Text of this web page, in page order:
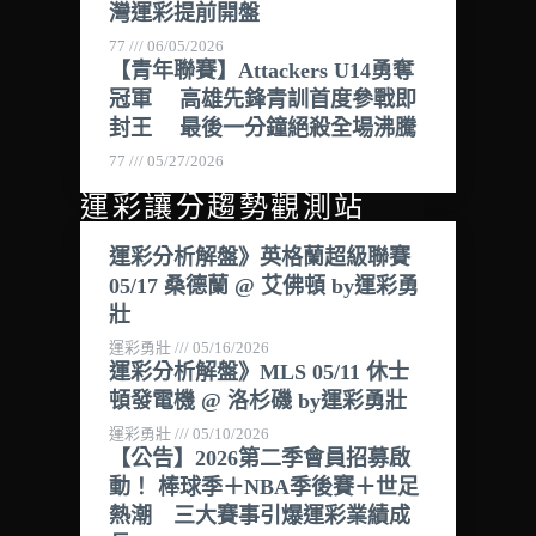
灣運彩提前開盤
77 06/05/2026
【青年聯賽】Attackers U14勇奪
冠軍 高雄先鋒青訓首度參戰即
封王 最後一分鐘絕殺全場沸騰
77 05/27/2026
運彩讓分趨勢觀測站
運彩分析解盤》英格蘭超級聯賽
05/17 桑德蘭 @ 艾佛頓 by運彩勇
壯
運彩勇壯 05/16/2026
運彩分析解盤》MLS 05/11 休士
頓發電機 @ 洛杉磯 by運彩勇壯
運彩勇壯 05/10/2026
【公告】2026第二季會員招募啟
動！ 棒球季＋NBA季後賽＋世足
熱潮 三大賽事引爆運彩業績成